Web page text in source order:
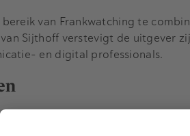
van Frankwatching te
Sijthoff verstevigt de uitgever
en digital professionals.
online maandelijks ruim